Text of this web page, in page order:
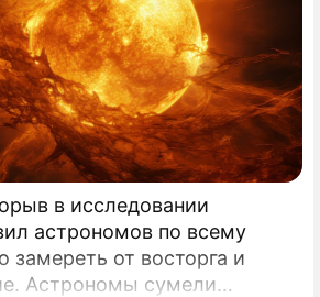
в исследовании
астрономов по всему
замереть от восторга и
Астрономы сумели